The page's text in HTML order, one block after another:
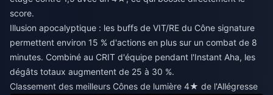
score.
Illusion apocalyptique : les buffs de VIT/RE du Cône signature
permettent environ 15 % d'actions en plus sur un combat de 8
minutes. Combiné au CRIT d'équipe pendant l'Instant Aha, les
dégâts totaux augmentent de 25 à 30 %.
Classement des meilleurs Cônes de lumière 4★ de l'Allégresse